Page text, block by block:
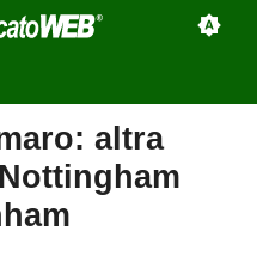
altra